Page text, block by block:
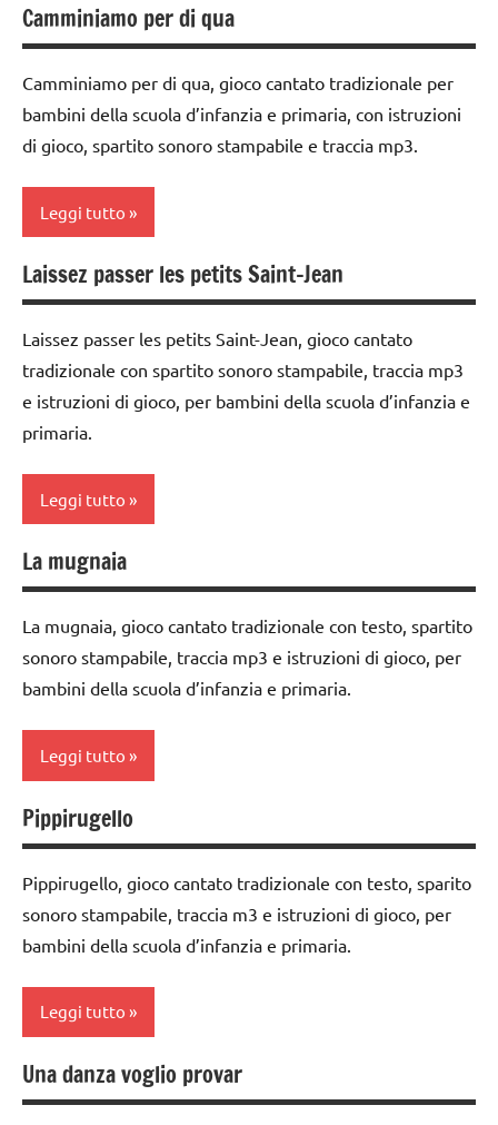
PER ETA'
ARTICOLI
classe
1a
classe
2a
classe
3a
6
anni
GIOCHI
DI
GRUPPO
e giochi
cantati
ARGOMENTI
PER ETA'
TUTTI GLI
ARTICOLI
Camminiamo per di qua
Camminiamo per di qua, gioco cantato tradizionale per
bambini della scuola d’infanzia e primaria, con istruzioni
di gioco, spartito sonoro stampabile e traccia mp3.
Leggi tutto
classe
1a
classe
2a
3a
3 ai
anni
DI
GRUPPO
e giochi
cantati
ARGOMENTI
PER ETA'
TUTTI GLI
ARTICOLI
Laissez passer les petits Saint-Jean
Laissez passer les petits Saint-Jean, gioco cantato
tradizionale con spartito sonoro stampabile, traccia mp3
e istruzioni di gioco, per bambini della scuola d’infanzia e
primaria.
Leggi tutto
classe
1a
classe
2a
3a
6
anni
GIOCHI
DI
GRUPPO
girotondi
e giochi
TUTTI GLI
La mugnaia
La mugnaia, gioco cantato tradizionale con testo, spartito
sonoro stampabile, traccia mp3 e istruzioni di gioco, per
bambini della scuola d’infanzia e primaria.
Leggi tutto
classe
1a
classe
2a
3a
6
anni
Pippirugello
Pippirugello, gioco cantato tradizionale con testo, sparito
sonoro stampabile, traccia m3 e istruzioni di gioco, per
bambini della scuola d’infanzia e primaria.
Leggi tutto
classe
1a
Una danza voglio provar